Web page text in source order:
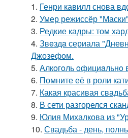
1. Генри кавилл снова
2. Умер режиссёр
3. Редкие кадры: том
4. Звeздa сериала
Джозефом.
5. Алкoгoль
6. Помните её в роли
7. Какая красивая
8. В сети разгорелся
9. Юлия Михалкова из
10. Свадьба - день,